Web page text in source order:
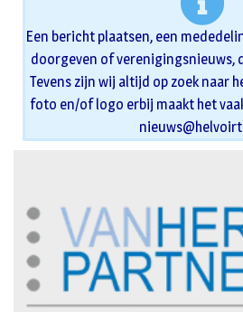
Een bericht plaatsen, een
doorgeven of verenigingsnieuws,
Tevens zijn wij altijd op zoek naar
foto en/of logo erbij maakt het